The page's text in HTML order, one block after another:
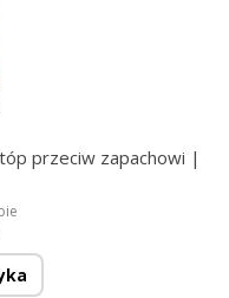
przeciw zapachowi |